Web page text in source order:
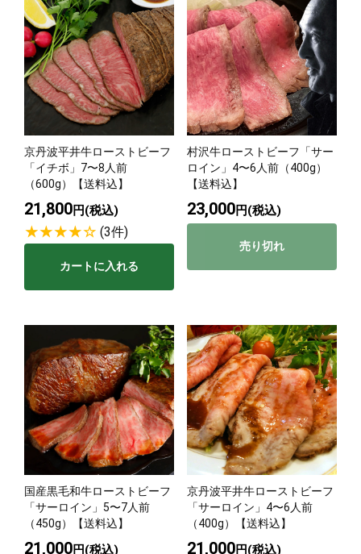
京丹波平井牛ローストビーフ
「イチボ」7〜8人前
（600g）【送料込】
21,800円(税込)
(3件)
カートに入れる
村沢牛ローストビーフ「サー
ロイン」4〜6人前（400g）
【送料込】
23,000円(税込)
売り切れ
国産黒毛和牛ローストビーフ
「サーロイン」5〜7人前
（450g）【送料込】
21,000円(税込)
京丹波平井牛ローストビーフ
「サーロイン」4〜6人前
（400g）【送料込】
21,000円(税込)